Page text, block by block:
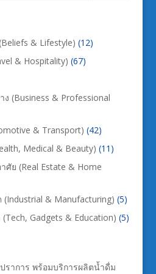
& Lifestyle) (12)
& Hospitality) (67)
(Business & Professional
& Transport) (42)
Medical & Beauty) (11)
ศัย (Real Estate & Home
& Manufacturing) (5)
Gadgets & Education) (5)
ราการ พร้อมบริการผลิตน้ำดื่ม